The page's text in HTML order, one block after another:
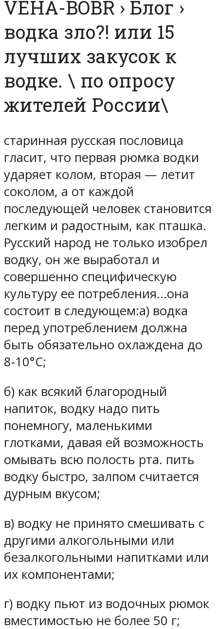
VEHA-BOBR › Блог ›
водка зло?! или 15
лучших закусок к
водке. \ по опросу
жителей России\
старинная русская пословица
гласит, что первая рюмка водки
ударяет колом, вторая — летит
соколом, а от каждой
последующей человек становится
легким и радостным, как пташка.
Русский народ не только изобрел
водку, он же выработал и
совершенно специфическую
культуру ее потребления…она
состоит в следующем:а) водка
перед употреблением должна
быть обязательно охлаждена до
8-10°С;
б) как всякий благородный
напиток, водку надо пить
понемногу, маленькими
глотками, давая ей возможность
омывать всю полость рта. пить
водку быстро, залпом считается
дурным вкусом;
в) водку не принято смешивать с
другими алкогольными или
безалкогольными напитками или
их компонентами;
г) водку пьют из водочных рюмок
вместимостью не более 50 г;